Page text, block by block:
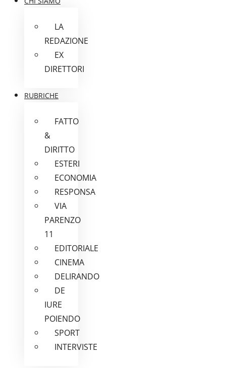
LA
REDAZIONE
EX
DIRETTORI
RUBRICHE
FATTO
&
DIRITTO
ESTERI
ECONOMIA
RESPONSA
VIA
PARENZO
11
EDITORIALE
CINEMA
DELIRANDO
DE
IURE
POIENDO
SPORT
INTERVISTE